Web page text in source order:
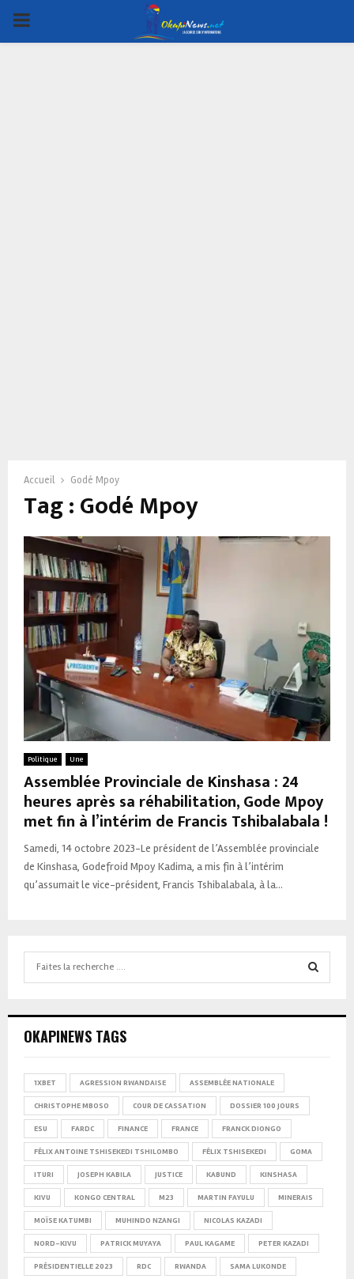
PRIMARY
Accueil Godé Mpoy
Tag : Godé Mpoy
Politique Une
Assemblée Provinciale de Kinshasa : 24
heures après sa réhabilitation, Gode Mpoy
met fin à l’intérim de Francis Tshibalabala !
Samedi, 14 octobre 2023-Le président de l’Assemblée provinciale
de Kinshasa, Godefroid Mpoy Kadima, a mis fin à l’intérim
qu’assumait le vice-président, Francis Tshibalabala, à la...
OKAPINEWS TAGS
1XBET AGRESSION RWANDAISE ASSEMBLÉE NATIONALE
CHRISTOPHE MBOSO COUR DE CASSATION DOSSIER 100 JOURS
ESU FARDC FINANCE FRANCE FRANCK DIONGO
FÉLIX ANTOINE TSHISEKEDI TSHILOMBO FÉLIX TSHISEKEDI GOMA
ITURI JOSEPH KABILA JUSTICE KABUND KINSHASA
KIVU KONGO CENTRAL M23 MARTIN FAYULU MINERAIS
MOÏSE KATUMBI MUHINDO NZANGI NICOLAS KAZADI
NORD-KIVU PATRICK MUYAYA PAUL KAGAME PETER KAZADI
PRÉSIDENTIELLE 2023 RDC RWANDA SAMA LUKONDE